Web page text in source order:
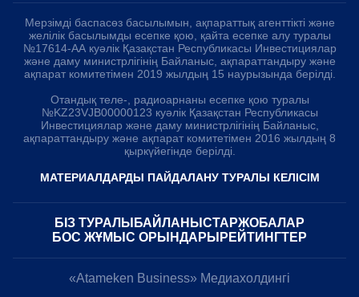
Мерзімді баспасөз басылымын, ақпараттық агенттікті және
желілік басылымды есепке қою, қайта есепке алу туралы
№17614-АА куәлік Қазақстан Республикасы Инвестициялар
және даму министрлігінің Байланыс, ақпараттандыру және
ақпарат комитетімен 2019 жылдың 15 наурызында берілді.
Отандық теле-, радиоарнаны есепке қою туралы
№KZ23VJB00000123 куәлік Қазақстан Республикасы
Инвестициялар және даму министрлігінің Байланыс,
ақпараттандыру және ақпарат комитетімен 2016 жылдың 8
қыркүйегінде берілді.
МАТЕРИАЛДАРДЫ ПАЙДАЛАНУ ТУРАЛЫ КЕЛІСІМ
БІЗ ТУРАЛЫ БАЙЛАНЫСТАРЖОБАЛАР
БОС ЖҰМЫС ОРЫНДАРЫ РЕЙТИНГТЕР
«Atameken Business» Медиахолдингі